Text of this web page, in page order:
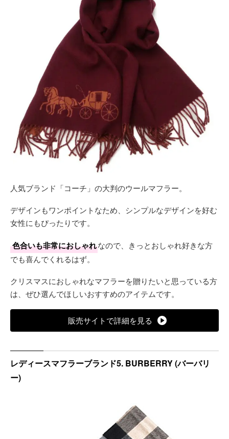
人気ブランド「コーチ」の大判のウールマフラー。
デザインもワンポイントなため、シンプルなデザインを好む
女性にもぴったりです。
色合いも非常におしゃれなので、きっとおしゃれ好きな方
でも喜んでくれるはず。
クリスマスにおしゃれなマフラーを贈りたいと思っている方
は、ぜひ選んでほしいおすすめのアイテムです。
販売サイトで詳細を見る
レディースマフラーブランド5. BURBERRY (バーバリ
ー)